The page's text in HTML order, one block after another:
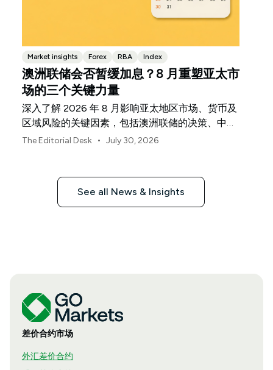
Market insights Forex RBA Index
澳洲联储会否暂缓加息？8 月重塑亚太市
场的三个关键力量
深入了解 2026 年 8 月影响亚太地区市场、货币及
区域风险的关键因素，包括澳洲联储的决策、中国
经济复苏的不均衡表现以及日本央行释放的信号。
The Editorial Desk • July 30, 2026
See all News & Insights
差价合约市场
外汇差价合约